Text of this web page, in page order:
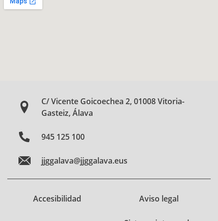
C/ Vicente Goicoechea 2, 01008 Vitoria-
Gasteiz, Álava
945 125 100
jjggalava@jjggalava.eus
Accesibilidad Aviso legal